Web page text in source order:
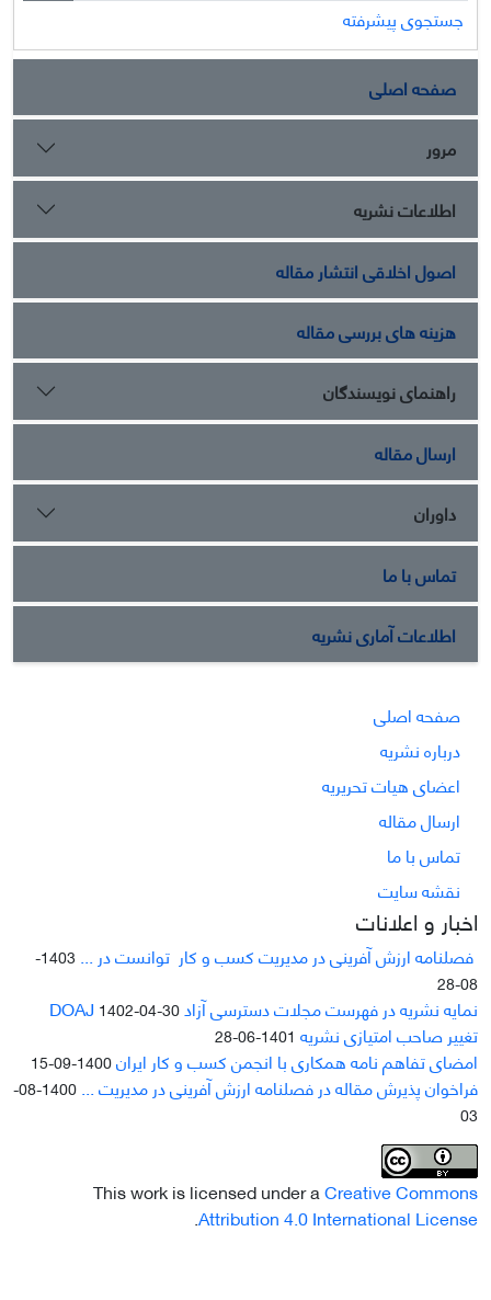
جستجوی پیشرفته
صفحه اصلی
مرور
اطلاعات نشریه
اصول اخلاقی انتشار مقاله
هزینه های بررسی مقاله
راهنمای نویسندگان
ارسال مقاله
داوران
تماس با ما
اطلاعات آماری نشریه
صفحه اصلی
درباره نشریه
اعضای هیات تحریریه
ارسال مقاله
تماس با ما
نقشه سایت
اخبار و اعلانات
فصلنامه ارزش آفرینی در مدیریت کسب و کار توانست در ...
1403-
08-28
نمایه نشریه در فهرست مجلات دسترسی آزاد DOAJ1402-04-30
تغییر صاحب امتیازی نشریه 1401-06-28
امضای تفاهم نامه همکاری با انجمن کسب و کار ایران1400-09-15
فراخوان پذیرش مقاله در فصلنامه ارزش آفرینی در مدیریت ...
1400-08-
03
This work is licensed under aCreative Commons
Attribution 4.0 International License
.